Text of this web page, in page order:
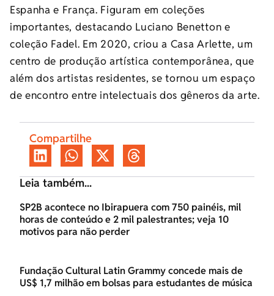
Espanha e França. Figuram em coleções
importantes, destacando Luciano Benetton e
coleção Fadel. Em 2020, criou a Casa Arlette, um
centro de produção artística contemporânea, que
além dos artistas residentes, se tornou um espaço
de encontro entre intelectuais dos gêneros da arte.
Compartilhe
Leia também...
SP2B acontece no Ibirapuera com 750 painéis, mil
horas de conteúdo e 2 mil palestrantes; veja 10
motivos para não perder
Fundação Cultural Latin Grammy concede mais de
US$ 1,7 milhão em bolsas para estudantes de música